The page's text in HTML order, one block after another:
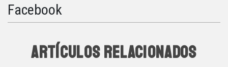
Facebook
ARTÍCULOS RELACIONADOS